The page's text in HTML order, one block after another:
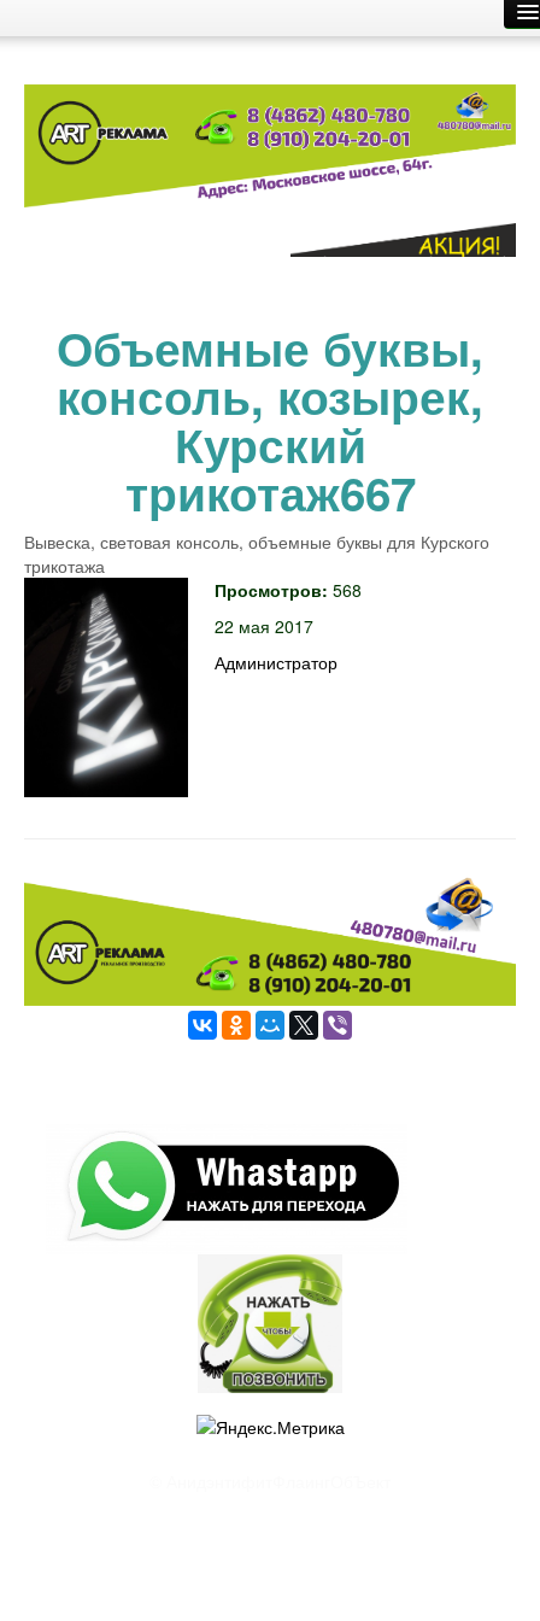
Размещение рекламы
О компании Контакты
Объемные буквы,
консоль, козырек,
Курский
трикотаж667
Вывеска, световая консоль, объемные буквы для Курского
трикотажа
Просмотров: 568
22 мая 2017
Администратор